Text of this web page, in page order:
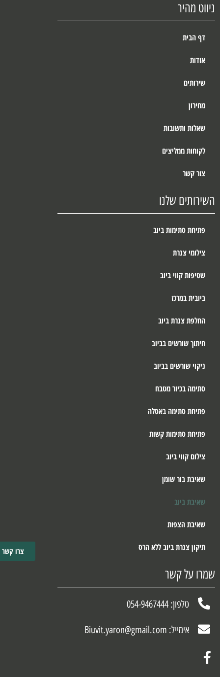
צרו קשר
ניווט מהיר
דף הבית
אודות
שירותים
מחירון
שאלות ותשובות
לקוחות ממליצים
צור קשר
השירותים שלנו
פתיחת סתימות ביוב
צילומי צנרת
שטיפות קווי ביוב
ביובית במרכז
החלפת צנרת ביוב
חיתוך שורשים בביוב
ניקוי שורשים בביוב
סתימה בכיור מטבח
פתיחת סתימה באסלה
פתיחת סתימות קשות
צילום קווי ביוב
שאיבת בור שומן
שאיבת ביוב
שאיבת הצפות
תיקון צנרת ביוב ללא הרס
שמרו על קשר
טלפון: 054-9467444
אימייל: Biuvit.yaron@gmail.com